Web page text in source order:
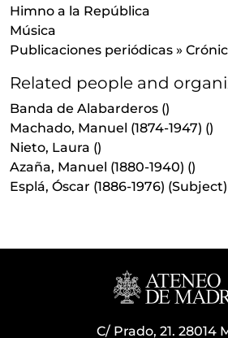
Himno a la República
Música
Publicaciones periódicas »
Related people and
Banda de Alabarderos ()
Machado, Manuel (1874-1947) ()
Nieto, Laura ()
Azaña, Manuel (1880-1940) ()
Esplá, Óscar (1886-1976) (Subject)
C/ Prado, 21. 28014